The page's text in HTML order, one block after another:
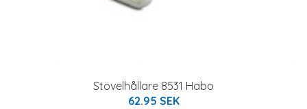
Stövelhållare 8531 Habo
62.95 SEK